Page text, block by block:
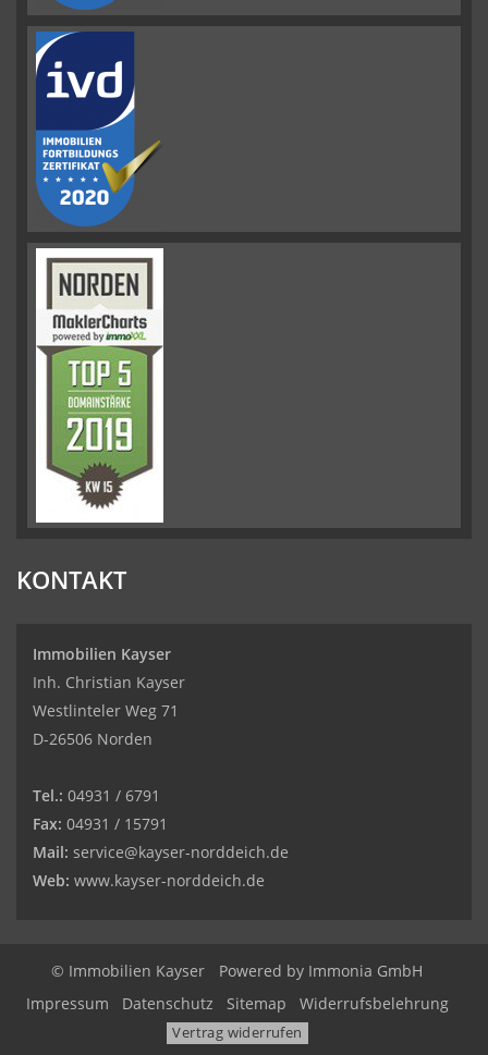
KONTAKT
Immobilien Kayser
Inh. Christian Kayser
Westlinteler Weg 71
D-26506 Norden
Tel.: 04931 / 6791
Fax: 04931 / 15791
Mail: service@kayser-norddeich.de
Web: www.kayser-norddeich.de
© Immobilien Kayser Powered by Immonia GmbH
Impressum
Datenschutz Sitemap Widerrufsbelehrung
Vertrag widerrufen